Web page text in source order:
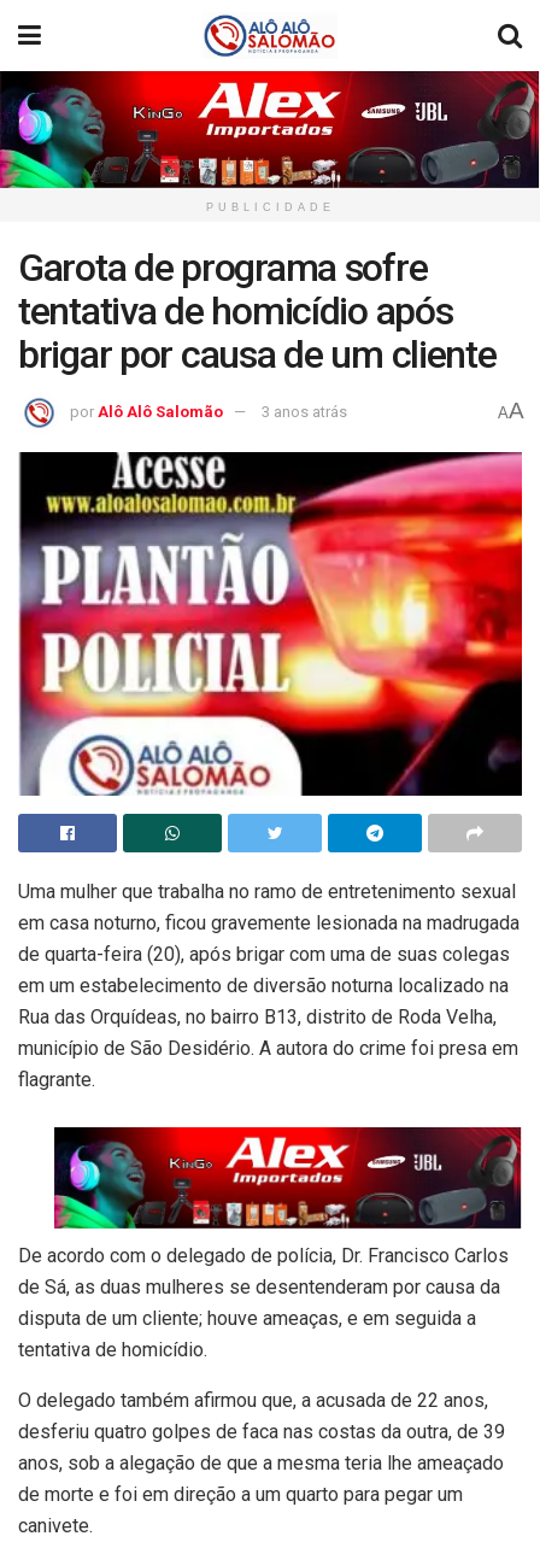
PUBLICIDADE
Garota de programa sofre
tentativa de homicídio após
brigar por causa de um cliente
por Alô Alô Salomão 3 anos atrás AA
Uma mulher que trabalha no ramo de entretenimento sexual
em casa noturno, ficou gravemente lesionada na madrugada
de quarta-feira (20), após brigar com uma de suas colegas
em um estabelecimento de diversão noturna localizado na
Rua das Orquídeas, no bairro B13, distrito de Roda Velha,
município de São Desidério. A autora do crime foi presa em
flagrante.
De acordo com o delegado de polícia, Dr. Francisco Carlos
de Sá, as duas mulheres se desentenderam por causa da
disputa de um cliente; houve ameaças, e em seguida a
tentativa de homicídio.
O delegado também afirmou que, a acusada de 22 anos,
desferiu quatro golpes de faca nas costas da outra, de 39
anos, sob a alegação de que a mesma teria lhe ameaçado
de morte e foi em direção a um quarto para pegar um
canivete.